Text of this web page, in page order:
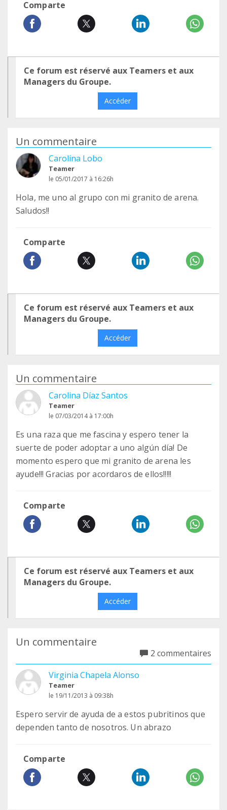
Comparte
Ce forum est réservé aux Teamers et aux
Managers du Groupe.
Accéder
Un commentaire
Carolina Lobo
Teamer
le 05/01/2017 à 16:26h
Hola, me uno al grupo con mi granito de arena.
Saludos!!
Comparte
Ce forum est réservé aux Teamers et aux
Managers du Groupe.
Accéder
Un commentaire
Carolina Díaz Santos
Teamer
le 07/03/2014 à 17:00h
Es una raza que me fascina y espero tener la
suerte de poder adoptar a uno algún día! De
momento espero que mi granito de arena les
ayude!!! Gracias por acordaros de ellos!!!!!
Comparte
Ce forum est réservé aux Teamers et aux
Managers du Groupe.
Accéder
Un commentaire
2 commentaires
Virginia Chapela Alonso
Teamer
le 19/11/2013 à 09:38h
Espero servir de ayuda de a estos pubritinos que
dependen tanto de nosotros. Un abrazo
Comparte